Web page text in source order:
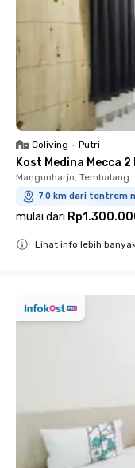
Coliving • Putri
Kost Medina Mecca
Mangunharjo, Tembalang
7.0 km dari tentrem
mulai dari
Lihat info lebih